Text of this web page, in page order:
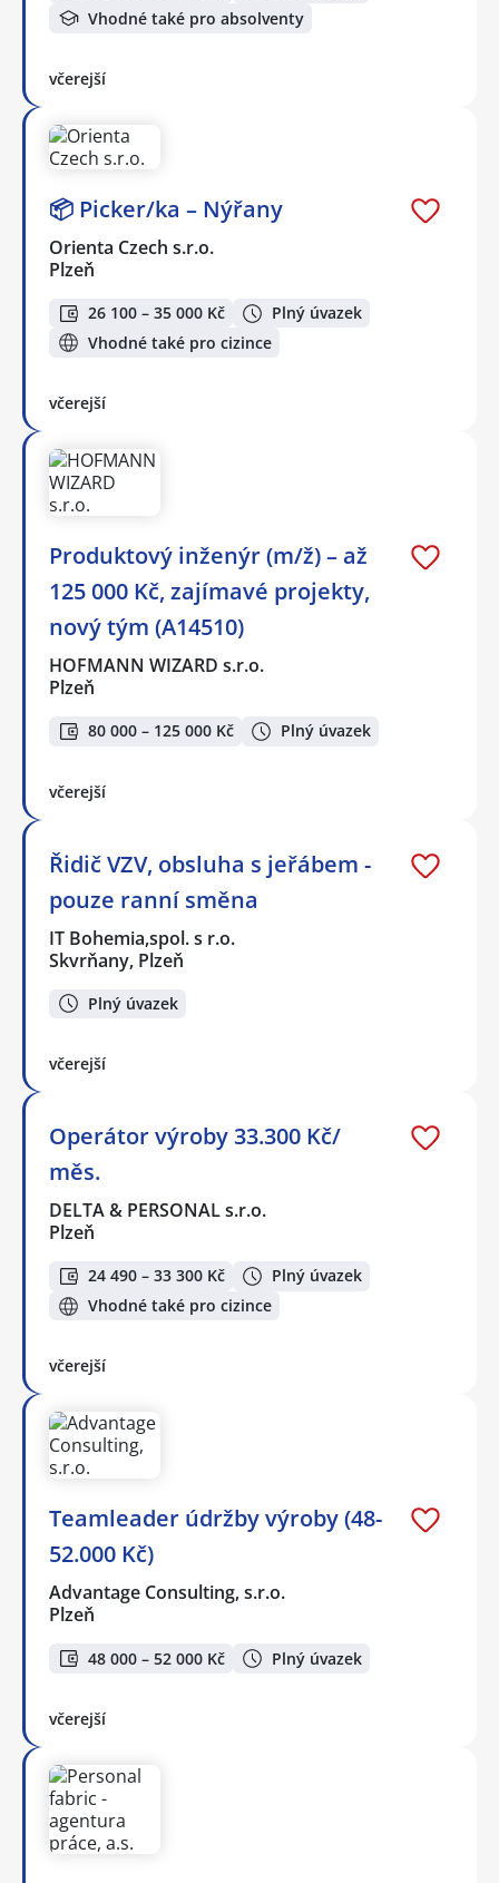
Vhodné také pro absolventy
včerejší
📦 Picker/ka – Nýřany
Orienta Czech s.r.o.
Plzeň
26 100 – 35 000 Kč
Plný úvazek
Vhodné také pro cizince
včerejší
Produktový inženýr (m/ž) – až
125 000 Kč, zajímavé projekty,
nový tým (A14510)
HOFMANN WIZARD s.r.o.
Plzeň
80 000 – 125 000 Kč Plný úvazek
včerejší
Řidič VZV, obsluha s jeřábem -
pouze ranní směna
IT Bohemia,spol. s r.o.
Skvrňany, Plzeň
Plný úvazek
včerejší
Operátor výroby 33.300 Kč/
měs.
DELTA & PERSONAL s.r.o.
Plzeň
24 490 – 33 300 Kč
Plný úvazek
Vhodné také pro cizince
včerejší
Teamleader údržby výroby (48-
52.000 Kč)
Advantage Consulting, s.r.o.
Plzeň
48 000 – 52 000 Kč Plný úvazek
včerejší